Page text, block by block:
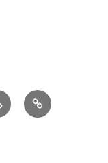
Sport